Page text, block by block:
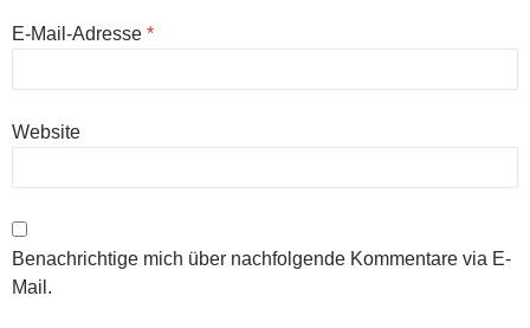
E-Mail-Adresse *
Website
Benachrichtige mich über nachfolgende Kommentare via E-
Mail.